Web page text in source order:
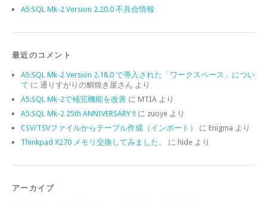
A5:SQL Mk-2 Version 2.20.0 不具合情報
最近のコメント
A5:SQL Mk-2 Version 2.18.0 で導入された「ワークスペース」につい
て に 通りすがりの鯛焼き屋さん より
A5:SQL Mk-2で補完機能を改善 に MTIA より
A5:SQL Mk-2 25th ANNIVERSARY !! に zuoye より
CSV/TSVファイルからテーブル作成（インポート）
に Enigma より
Thinkpad X270 メモリ交換してみました。
に hide より
アーカイブ